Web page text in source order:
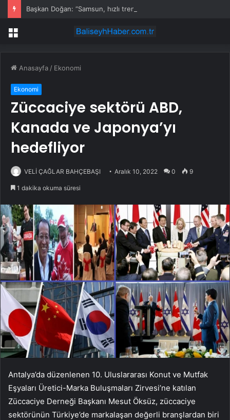
Menü
Anasayfa / Ekonomi
Ekonomi
Züccaciye sektörü ABD,
Kanada ve Japonya’yı
hedefliyor
VELİ ÇAĞLAR BAHÇEBAŞI Aralık 10, 2022 0 9
1 dakika okuma süresi
Antalya’da düzenlenen 10. Uluslararası Konut ve Mutfak
Eşyaları Üretici-Marka Buluşmaları Zirvesi’ne katılan
Züccaciye Derneği Başkanı Mesut Öksüz, züccaciye
sektörünün Türkiye’de markalaşan değerli branşlardan biri